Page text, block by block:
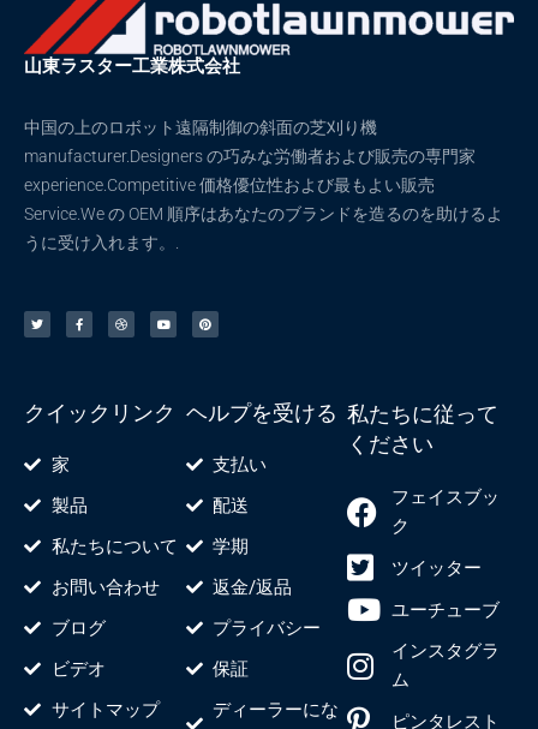
山東ラスター工業株式会社
中国の上のロボット遠隔制御の斜面の芝刈り機
manufacturer.Designers の巧みな労働者および販売の専門家
experience.Competitive 価格優位性および最もよい販売
Service.We の OEM 順序はあなたのブランドを造るのを助けるよ
うに受け入れます。.
ッ
タ
ー
c
e
b
ブ
ル
チ
ュ
ー
タ
レ
ス
クイックリンク
家
製品
私たちについて
お問い合わせ
ブログ
ビデオ
サイトマップ
ヘルプを受ける
支払い
配送
学期
返金/返品
プライバシー
保証
ディーラーにな
私たちに従って
ください
フェイスブッ
ク
ツイッター
ユーチューブ
インスタグラ
ム
ピンタレスト